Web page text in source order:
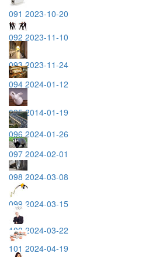
091 2023-10-20
092 2023-11-10
093 2023-11-24
094 2024-01-12
095 2014-01-19
096 2024-01-26
097 2024-02-01
098 2024-03-08
099 2024-03-15
100 2024-03-22
101 2024-04-19